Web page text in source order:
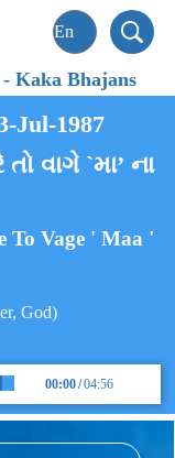
-Kaka Bhajans
Jul-1987
વાગે `મા’ ના
Vage ' Maa '
God)
00:00/04:56